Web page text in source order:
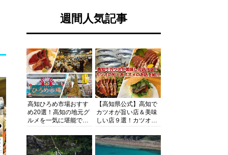
週間人気記事
高知ひろめ市場おすす
め20選！高知の地元グ
ルメを一気に堪能でき
底解剖
【高知県公式】高知で
カツオが旨い店＆美味
しい店９選！カツオの
紹介